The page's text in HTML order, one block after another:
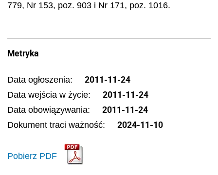
779, Nr 153, poz. 903 i Nr 171, poz. 1016.
Metryka
Data ogłoszenia: 2011-11-24
Data wejścia w życie: 2011-11-24
Data obowiązywania: 2011-11-24
Dokument traci ważność: 2024-11-10
Pobierz PDF